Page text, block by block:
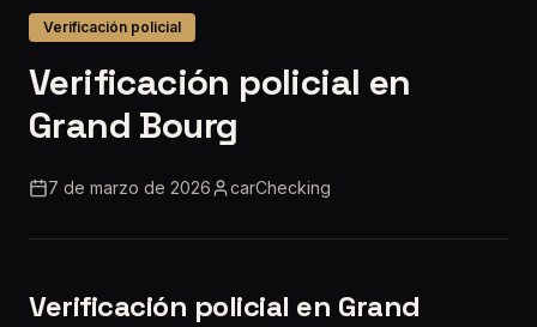
Verificación policial
Verificación policial en
Grand Bourg
7 de marzo de 2026 carChecking
Verificación policial en Grand